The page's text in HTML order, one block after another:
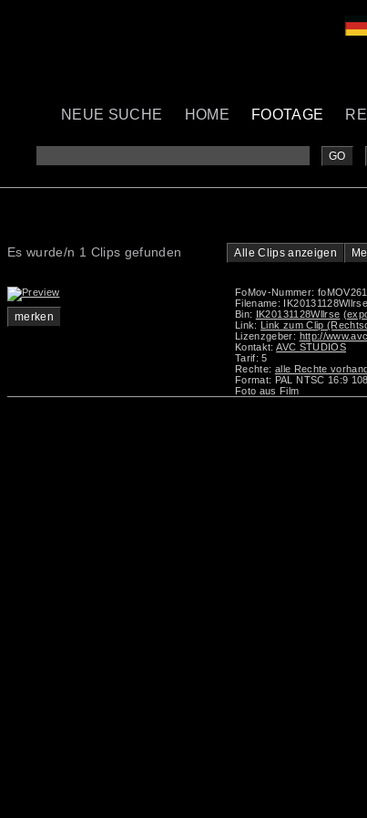
NEUE SUCHE HOME FOOTAGE
GO
Es wurde/n 1 Clips gefunden Alle Clips anzeigen
merken
FoMov-Nummer:
Filename:
Bin: IK20131128Wllrse
Link: Link zum Clip
Lizenzgeber: http://
Kontakt:AVC STUDIOS
Tarif: 5
Rechte: alle Rechte
Format: PAL NTSC 16:9
Foto aus Film